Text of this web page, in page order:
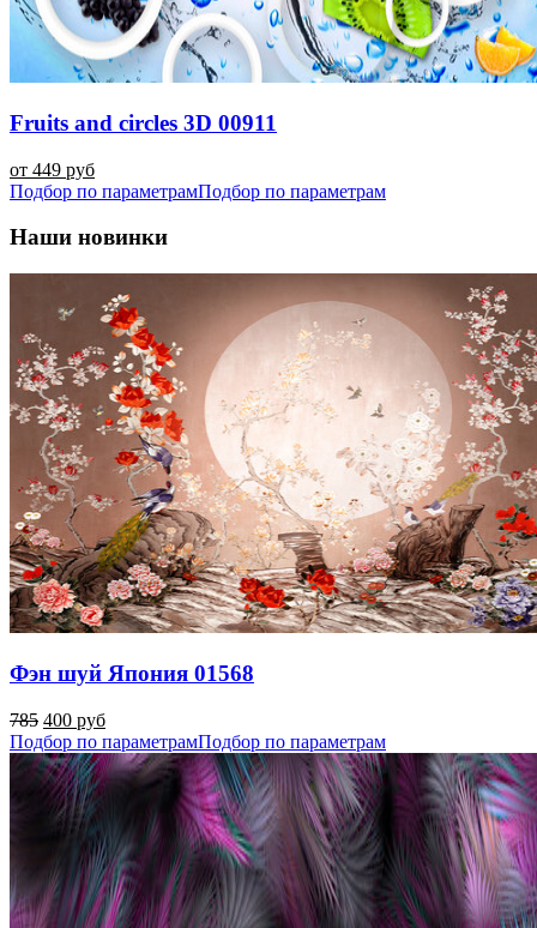
Fruits and circles 3D 00911
от 449 руб
Подбор по параметрамПодбор по параметрам
Наши новинки
Фэн шуй Япония 01568
785 400 руб
Подбор по параметрамПодбор по параметрам